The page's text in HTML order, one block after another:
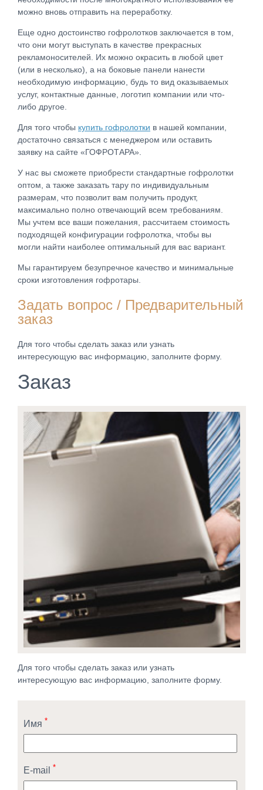
можно вновь отправить на переработку.
Еще одно достоинство гофролотков заключается в том,
что они могут выступать в качестве прекрасных
рекламоносителей. Их можно окрасить в любой цвет
(или в несколько), а на боковые панели нанести
необходимую информацию, будь то вид оказываемых
услуг, контактные данные, логотип компании или что-
либо другое.
Для того чтобы купить гофролотки в нашей компании,
достаточно связаться с менеджером или оставить
заявку на сайте «ГОФРОТАРА».
У нас вы сможете приобрести стандартные гофролотки
оптом, а также заказать тару по индивидуальным
размерам, что позволит вам получить продукт,
максимально полно отвечающий всем требованиям.
Мы учтем все ваши пожелания, рассчитаем стоимость
подходящей конфигурации гофролотка, чтобы вы
могли найти наиболее оптимальный для вас вариант.
Мы гарантируем безупречное качество и минимальные
сроки изготовления гофротары.
Задать вопрос / Предварительный
заказ
Для того чтобы сделать заказ или узнать
интересующую вас информацию, заполните форму.
Заказ
Для того чтобы сделать заказ или узнать
интересующую вас информацию, заполните форму.
Имя *
E-mail *